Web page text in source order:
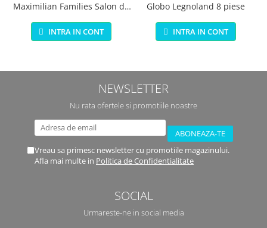
Maximilian Families Salon de
infrumusetare 80 piese
INTRA IN CONT
Globo Legnoland 8 piese
INTRA IN CONT
NEWSLETTER
Nu rata ofertele si promotiile noastre
Vreau sa primesc newsletter cu promotiile magazinului.
Afla mai multe in Politica de Confidentialitate
SOCIAL
Urmareste-ne in social media